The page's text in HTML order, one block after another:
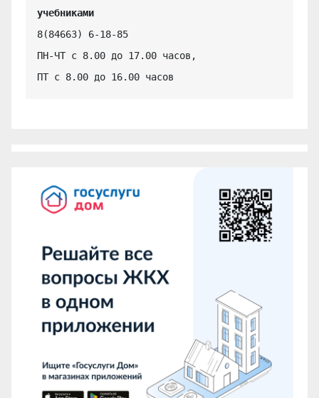
учебниками
8(84663) 6-18-85
ПН-ЧТ с 8.00 до 17.00 часов,
ПТ с 8.00 до 16.00 часов